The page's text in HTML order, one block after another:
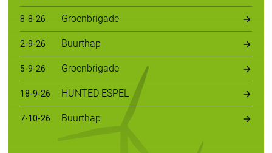
8-8-26 Groenbrigade
2-9-26 Buurthap
5-9-26 Groenbrigade
18-9-26 HUNTED ESPEL
7-10-26 Buurthap